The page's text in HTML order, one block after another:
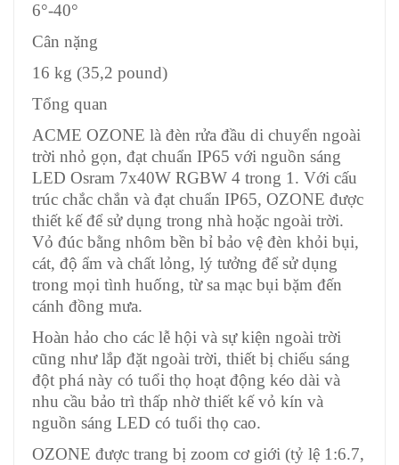
6°-40°
Cân nặng
16 kg (35,2 pound)
Tổng quan
ACME OZONE là đèn rửa đầu di chuyển ngoài
trời nhỏ gọn, đạt chuẩn IP65 với nguồn sáng
LED Osram 7x40W RGBW 4 trong 1. Với cấu
trúc chắc chắn và đạt chuẩn IP65, OZONE được
thiết kế để sử dụng trong nhà hoặc ngoài trời.
Vỏ đúc bằng nhôm bền bỉ bảo vệ đèn khỏi bụi,
cát, độ ẩm và chất lỏng, lý tưởng để sử dụng
trong mọi tình huống, từ sa mạc bụi bặm đến
cánh đồng mưa.
Hoàn hảo cho các lễ hội và sự kiện ngoài trời
cũng như lắp đặt ngoài trời, thiết bị chiếu sáng
đột phá này có tuổi thọ hoạt động kéo dài và
nhu cầu bảo trì thấp nhờ thiết kế vỏ kín và
nguồn sáng LED có tuổi thọ cao.
OZONE được trang bị zoom cơ giới (tỷ lệ 1:6.7,